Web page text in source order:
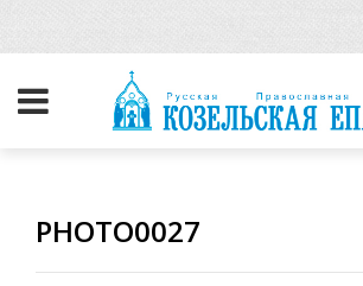
PHOTO0027